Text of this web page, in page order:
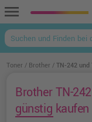
menu
Toner Brother TN-242 und
Brother TN-
günstig kaufen